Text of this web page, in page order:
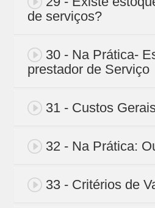
de serviços?
30 - Na Prática-
prestador de Serviço
31 - Custos
32 - Na Prática:
33 - Critérios de